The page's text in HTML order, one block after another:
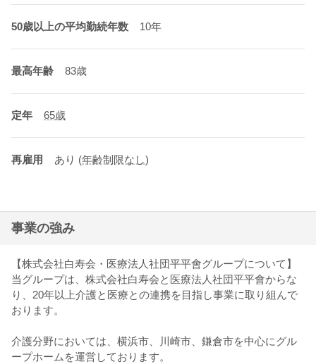
50歳以上の平均勤続年数 10年
最高年齢 83歳
定年 65歳
再雇用 あり (年齢制限なし)
事業の強み
【株式会社白寿会・医療法人社団平平會グループについて】
当グループは、株式会社白寿会と医療法人社団平平會からな
り、20年以上介護と医療との連携を目指し事業に取り組んで
おります。
介護分野においては、横浜市、川崎市、鎌倉市を中心にグル
ープホームを運営しております。